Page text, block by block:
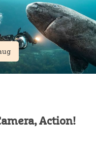
Action!